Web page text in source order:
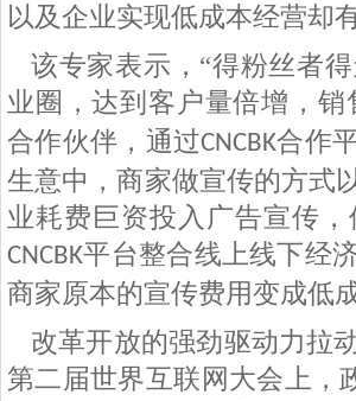
以及企业实现低成本经营却
该专家表示，“得粉丝者
业圈，达到客户量倍增，
合作伙伴，通过CNCBK合作
生意中，商家做宣传的方式
业耗费巨资投入广告宣传
CNCBK平台整合线上线下经
商家原本的宣传费用变成低
改革开放的强劲驱动力拉
第二届世界互联网大会上，